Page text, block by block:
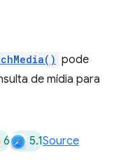
pode
de mídia para
6 5.1Source